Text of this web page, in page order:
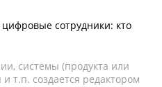
сотрудники: кто
системы (продукта или
т.п. создается редактором